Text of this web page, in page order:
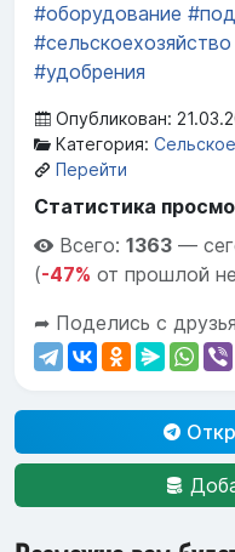
#оборудование
#сельскоехозяйство
#удобрения
Опубликован:
Категория:
Перейти
Статистика
Всего: 1363 —
(-47% от прошлой
➦ Поделись с